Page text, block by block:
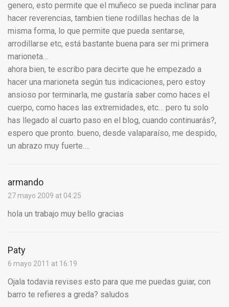
genero, esto permite que el muñeco se pueda inclinar para
hacer reverencias, tambien tiene rodillas hechas de la
misma forma, lo que permite que pueda sentarse,
arrodillarse etc, está bastante buena para ser mi primera
marioneta…
ahora bien, te escribo para decirte que he empezado a
hacer una marioneta según tus indicaciones, pero estoy
ansioso por terminarla, me gustaría saber como haces el
cuerpo, como haces las extremidades, etc… pero tu solo
has llegado al cuarto paso en el blog, cuando continuarás?,
espero que pronto. bueno, desde valaparaíso, me despido,
un abrazo muy fuerte….
armando
27 mayo 2009 at 04:25
hola un trabajo muy bello gracias
Paty
6 mayo 2011 at 16:19
Ojala todavia revises esto para que me puedas guiar, con
barro te refieres a greda? saludos